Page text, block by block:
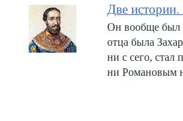
Две
Он вообще был
отца была
ни с сего, стал
ни Романовым